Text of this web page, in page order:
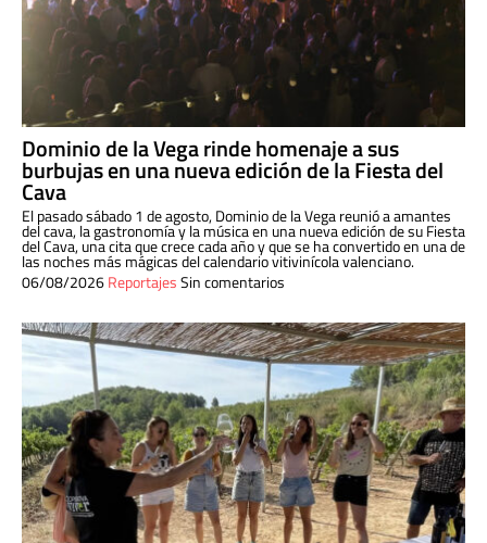
Dominio de la Vega rinde homenaje a sus
burbujas en una nueva edición de la Fiesta del
Cava
El pasado sábado 1 de agosto, Dominio de la Vega reunió a amantes
del cava, la gastronomía y la música en una nueva edición de su Fiesta
del Cava, una cita que crece cada año y que se ha convertido en una de
las noches más mágicas del calendario vitivinícola valenciano.
06/08/2026ReportajesSin comentarios